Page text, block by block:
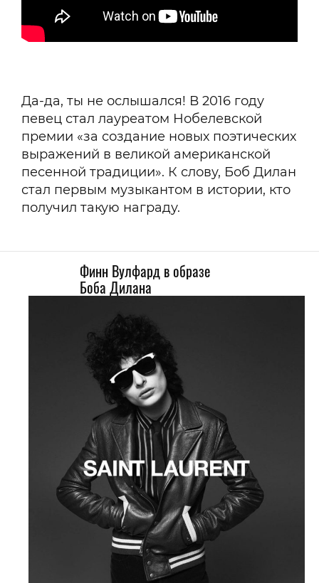
Да-да, ты не ослышался! В 2016 году
певец стал лауреатом Нобелевской
премии «за создание новых поэтических
выражений в великой американской
песенной традиции». К слову, Боб Дилан
стал первым музыкантом в истории, кто
получил такую награду.
Финн Вулфард в образе
Боба Дилана